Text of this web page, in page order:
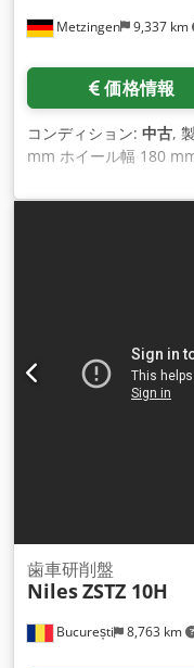
パターン品質の点で有
品質で安定した精度で
で、低コスト、短時間
で。その他は、当社ウ
い。 状態 : 非常に良好
能です。 配送 : 在庫品
金にてお支払いくださ
他のギヤ加工機も常時
mm Y軸（垂直） 178
MB、スクリーンおよ
と研削パラメーターの
フィルター等を備えた
らの これらの砥石は
ルミ 砥石を使用する
Metzingen 9,337 km
価格情報
コンディション: 中古,
mm ホイール幅 180
12 kW 機械重量 約
御歯車研削盤 タイプ
年 1993 # 71206
品 / 特別装備 最新の
の歯車データを入力し
設定することができま
置が付属しています＝
回させることができま
軸）はBURRIによって
高い精度、より容易な
備えたSP-DR型
București 8,763 km
歯車研削盤
NilesZSTZ 10H